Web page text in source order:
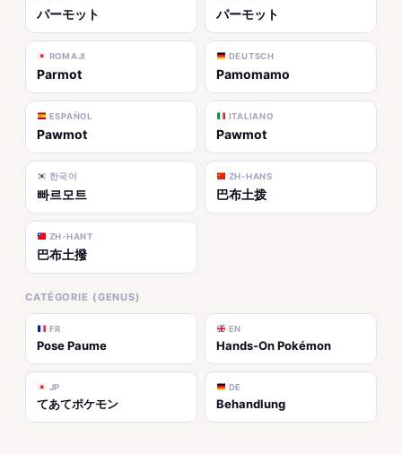
パーモット パーモット
ROMAJI
Parmot
DEUTSCH
Pamomamo
ESPAÑOL
Pawmot
ITALIANO
Pawmot
한국어
빠르모트
ZH-HANS
巴布土拨
ZH-HANT
巴布土撥
CATÉGORIE (GENUS)
FR
Pose Paume
EN
Hands-On Pokémon
JP
てあてポケモン
DE
Behandlung